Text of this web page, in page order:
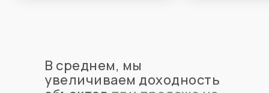
В среднем, мы
увеличиваем доходность